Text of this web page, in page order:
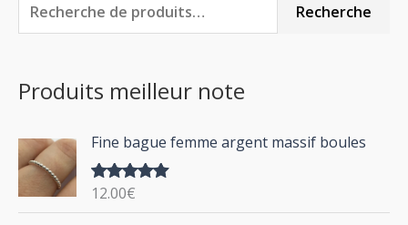
e
h
r
c
h
Recherche
Produits meilleur note
Fine bague femme argent massif boules
Note5.00
12.00€